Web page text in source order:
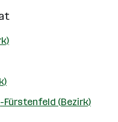
(Bezirk)